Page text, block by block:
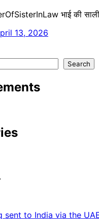
भाई की
13, 2026
Search